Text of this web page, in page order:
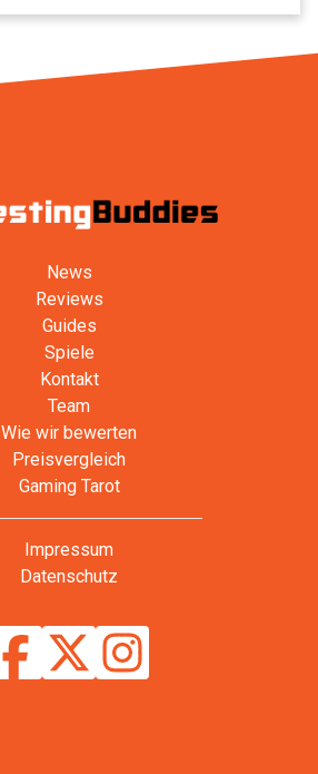
News
Reviews
Guides
Spiele
Kontakt
Team
Wie wir bewerten
Preisvergleich
Gaming Tarot
Impressum
Datenschutz